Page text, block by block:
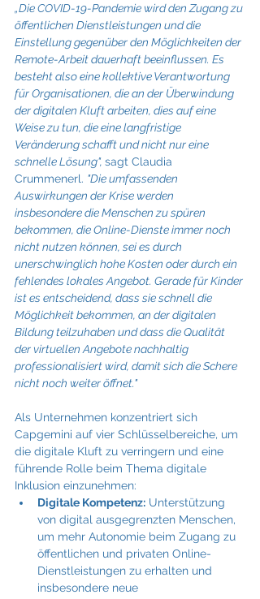
„Die COVID-19-Pandemie wird den Zugang zu
öffentlichen Dienstleistungen und die
Einstellung gegenüber den Möglichkeiten der
Remote-Arbeit dauerhaft beeinflussen. Es
besteht also eine kollektive Verantwortung
für Organisationen, die an der Überwindung
der digitalen Kluft arbeiten, dies auf eine
Weise zu tun, die eine langfristige
Veränderung schafft und nicht nur eine
schnelle Lösung", sagt Claudia
Crummenerl. "Die umfassenden
Auswirkungen der Krise werden
insbesondere die Menschen zu spüren
bekommen, die Online-Dienste immer noch
nicht nutzen können, sei es durch
unerschwinglich hohe Kosten oder durch ein
fehlendes lokales Angebot. Gerade für Kinder
ist es entscheidend, dass sie schnell die
Möglichkeit bekommen, an der digitalen
Bildung teilzuhaben und dass die Qualität
der virtuellen Angebote nachhaltig
professionalisiert wird, damit sich die Schere
nicht noch weiter öffnet."
Als Unternehmen konzentriert sich
Capgemini auf vier Schlüsselbereiche, um
die digitale Kluft zu verringern und eine
führende Rolle beim Thema digitale
Inklusion einzunehmen:
Digitale Kompetenz: Unterstützung
von digital ausgegrenzten Menschen,
um mehr Autonomie beim Zugang zu
öffentlichen und privaten Online-
Dienstleistungen zu erhalten und
insbesondere neue